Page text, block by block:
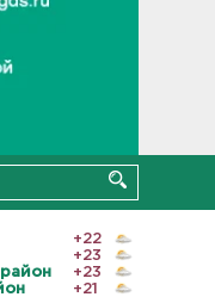
+22
+23
+23
+21